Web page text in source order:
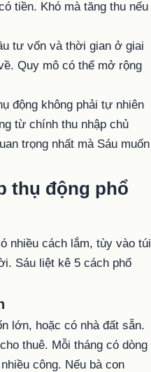
tiền. Khó mà tăng thu nếu
tư vốn và thời gian ở giai
Quy mô có thể mở rộng
động không phải tự nhiên
từ chính thu nhập chủ
trọng nhất mà Sáu muốn
thụ động phổ
nhiều cách lắm, tùy vào túi
Sáu liệt kê 5 cách phổ
lớn, hoặc có nhà đất sẵn.
thuê. Mỗi tháng có dòng
công. Nếu bà con